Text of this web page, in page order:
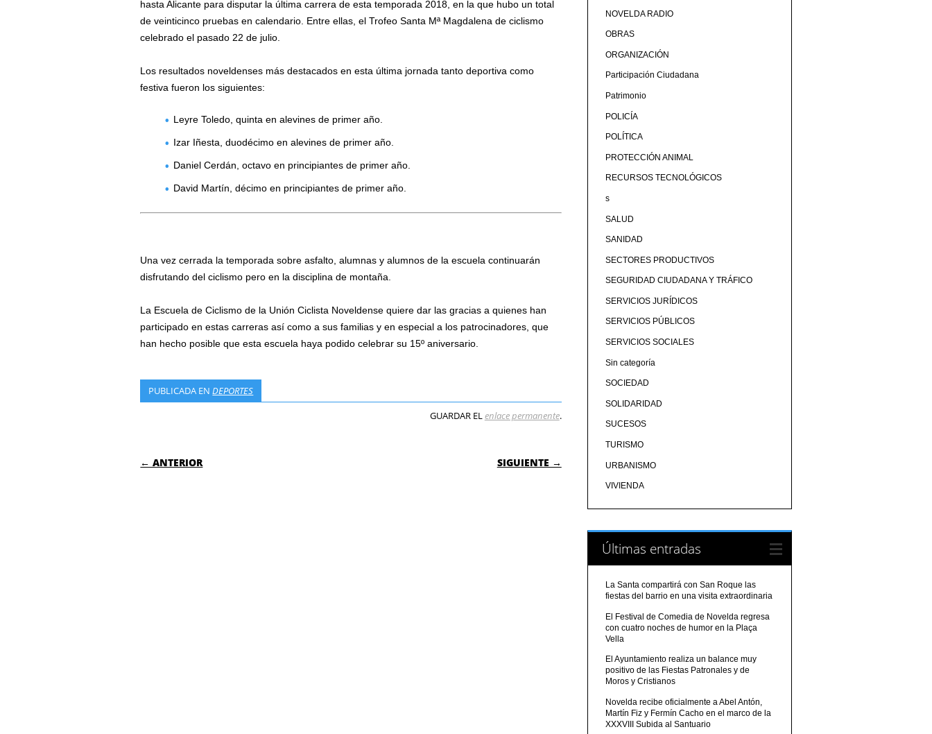
hasta Alicante para disputar la última carrera de esta temporada 2018, en la que hubo un total
de veinticinco pruebas en calendario. Entre ellas, el Trofeo Santa Mª Magdalena de ciclismo
celebrado el pasado 22 de julio.
Los resultados noveldenses más destacados en esta última jornada tanto deportiva como
festiva fueron los siguientes:
Leyre Toledo, quinta en alevines de primer año.
Izar Iñesta, duodécimo en alevines de primer año.
Daniel Cerdán, octavo en principiantes de primer año.
David Martín, décimo en principiantes de primer año.
Una vez cerrada la temporada sobre asfalto, alumnas y alumnos de la escuela continuarán
disfrutando del ciclismo pero en la disciplina de montaña.
La Escuela de Ciclismo de la Unión Ciclista Noveldense quiere dar las gracias a quienes han
participado en estas carreras así como a sus familias y en especial a los patrocinadores, que
han hecho posible que esta escuela haya podido celebrar su 15º aniversario.
PUBLICADA ENDEPORTES
GUARDAR ELenlace permanente.
NAVEGACIÓN DE ENTRADAS
← ANTERIOR SIGUIENTE →
NOVELDA RADIO
OBRAS
ORGANIZACIÓN
Participación Ciudadana
Patrimonio
POLICÍA
POLÍTICA
PROTECCIÓN ANIMAL
RECURSOS TECNOLÓGICOS
s
SALUD
SANIDAD
SECTORES PRODUCTIVOS
SEGURIDAD CIUDADANA Y TRÁFICO
SERVICIOS JURÍDICOS
SERVICIOS PÚBLICOS
SERVICIOS SOCIALES
Sin categoría
SOCIEDAD
SOLIDARIDAD
SUCESOS
TURISMO
URBANISMO
VIVIENDA
Últimas entradas
La Santa compartirá con San Roque las
fiestas del barrio en una visita extraordinaria
El Festival de Comedia de Novelda regresa
con cuatro noches de humor en la Plaça
Vella
El Ayuntamiento realiza un balance muy
positivo de las Fiestas Patronales y de
Moros y Cristianos
Novelda recibe oficialmente a Abel Antón,
Martín Fiz y Fermín Cacho en el marco de la
XXXVIII Subida al Santuario